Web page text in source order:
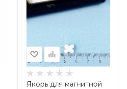
Якорь для магнитной